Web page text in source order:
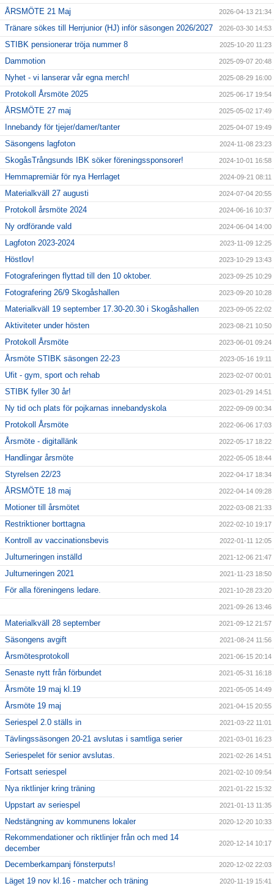
ÅRSMÖTE 21 Maj 2026-04-13 21:34
Tränare sökes till Herrjunior (HJ) inför säsongen 2026/2027 2026-03-30 14:53
STIBK pensionerar tröja nummer 8 2025-10-20 11:23
Dammotion 2025-09-07 20:48
Nyhet - vi lanserar vår egna merch! 2025-08-29 16:00
Protokoll Årsmöte 2025 2025-06-17 19:54
ÅRSMÖTE 27 maj 2025-05-02 17:49
Innebandy för tjejer/damer/tanter 2025-04-07 19:49
Säsongens lagfoton 2024-11-08 23:23
SkogåsTrångsunds IBK söker föreningssponsorer! 2024-10-01 16:58
Hemmapremiär för nya Herrlaget 2024-09-21 08:11
Materialkväll 27 augusti 2024-07-04 20:55
Protokoll årsmöte 2024 2024-06-16 10:37
Ny ordförande vald 2024-06-04 14:00
Lagfoton 2023-2024 2023-11-09 12:25
Höstlov! 2023-10-29 13:43
Fotograferingen flyttad till den 10 oktober. 2023-09-25 10:29
Fotografering 26/9 Skogåshallen 2023-09-20 10:28
Materialkväll 19 september 17.30-20.30 i Skogåshallen 2023-09-05 22:02
Aktiviteter under hösten 2023-08-21 10:50
Protokoll Årsmöte 2023-06-01 09:24
Årsmöte STIBK säsongen 22-23 2023-05-16 19:11
Ufit - gym, sport och rehab 2023-02-07 00:01
STIBK fyller 30 år! 2023-01-29 14:51
Ny tid och plats för pojkarnas innebandyskola 2022-09-09 00:34
Protokoll Årsmöte 2022-06-06 17:03
Årsmöte - digitallänk 2022-05-17 18:22
Handlingar årsmöte 2022-05-05 18:44
Styrelsen 22/23 2022-04-17 18:34
ÅRSMÖTE 18 maj 2022-04-14 09:28
Motioner till årsmötet 2022-03-08 21:33
Restriktioner borttagna 2022-02-10 19:17
Kontroll av vaccinationsbevis 2022-01-11 12:05
Julturneringen inställd 2021-12-06 21:47
Julturneringen 2021 2021-11-23 18:50
För alla föreningens ledare. 2021-10-28 23:20
2021-09-26 13:46
Materialkväll 28 september 2021-09-12 21:57
Säsongens avgift 2021-08-24 11:56
Årsmötesprotokoll 2021-06-15 20:14
Senaste nytt från förbundet 2021-05-31 16:18
Årsmöte 19 maj kl.19 2021-05-05 14:49
Årsmöte 19 maj 2021-04-15 20:55
Seriespel 2.0 ställs in 2021-03-22 11:01
Tävlingssäsongen 20-21 avslutas i samtliga serier 2021-03-01 16:23
Seriespelet för senior avslutas. 2021-02-26 14:51
Fortsatt seriespel 2021-02-10 09:54
Nya riktlinjer kring träning 2021-01-22 15:32
Uppstart av seriespel 2021-01-13 11:35
Nedstängning av kommunens lokaler 2020-12-20 10:33
Rekommendationer och riktlinjer från och med 14
december
2020-12-14 10:17
Decemberkampanj fönsterputs! 2020-12-02 22:03
Läget 19 nov kl.16 - matcher och träning 2020-11-19 15:41